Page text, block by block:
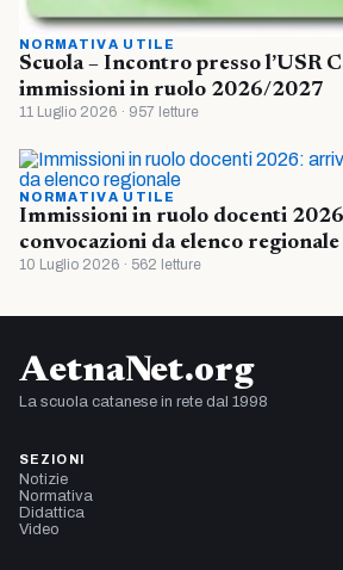
NORMATIVA UTILE
Scuola – Incontro presso l’USR
immissioni in ruolo 2026/2027
11 Luglio 2026 · 957 letture
NORMATIVA UTILE
Immissioni in ruolo docenti
convocazioni da elenco regionale
10 Luglio 2026 · 562 letture
AetnaNet.org
La scuola catanese in rete dal 1998
SEZIONI
Notizie
Normativa
Didattica
Video